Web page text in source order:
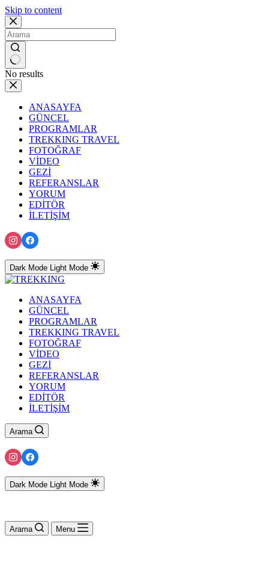
Skip to content
No results
ANASAYFA
GÜNCEL
PROGRAMLAR
TREKKING TRAVEL
FOTOĞRAF
VİDEO
GEZİ
REFERANSLAR
YORUM
EDİTÖR
İLETİŞİM
Dark Mode Light Mode
ANASAYFA
GÜNCEL
PROGRAMLAR
TREKKING TRAVEL
FOTOĞRAF
VİDEO
GEZİ
REFERANSLAR
YORUM
EDİTÖR
İLETİŞİM
Arama
Dark Mode Light Mode
Arama Menu